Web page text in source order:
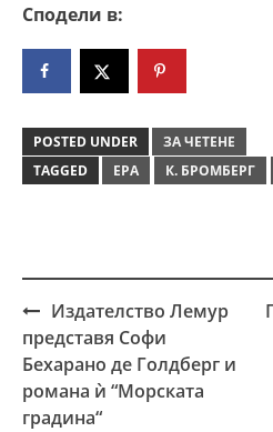
Сподели в:
POSTED UNDER
ЗА ЧЕТЕНЕ
TAGGED
ЕРА К. БРОМБЕРГ
Post
navigation
Издателство Лемур
представя Софи
Бехарано де Голдберг и
романа ѝ “Морската
градина“